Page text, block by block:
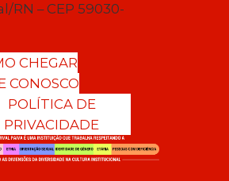
RN – CEP 59030-
CHEGAR
CONOSCO
POLÍTICA DE
PRIVACIDADE